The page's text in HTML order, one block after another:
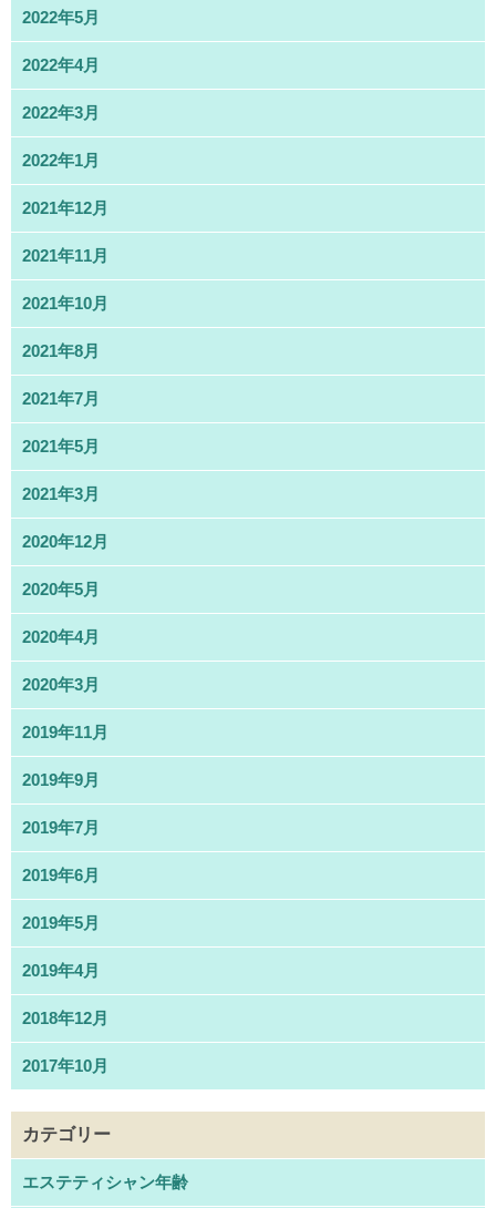
2022年5月
2022年4月
2022年3月
2022年1月
2021年12月
2021年11月
2021年10月
2021年8月
2021年7月
2021年5月
2021年3月
2020年12月
2020年5月
2020年4月
2020年3月
2019年11月
2019年9月
2019年7月
2019年6月
2019年5月
2019年4月
2018年12月
2017年10月
カテゴリー
エステティシャン年齢